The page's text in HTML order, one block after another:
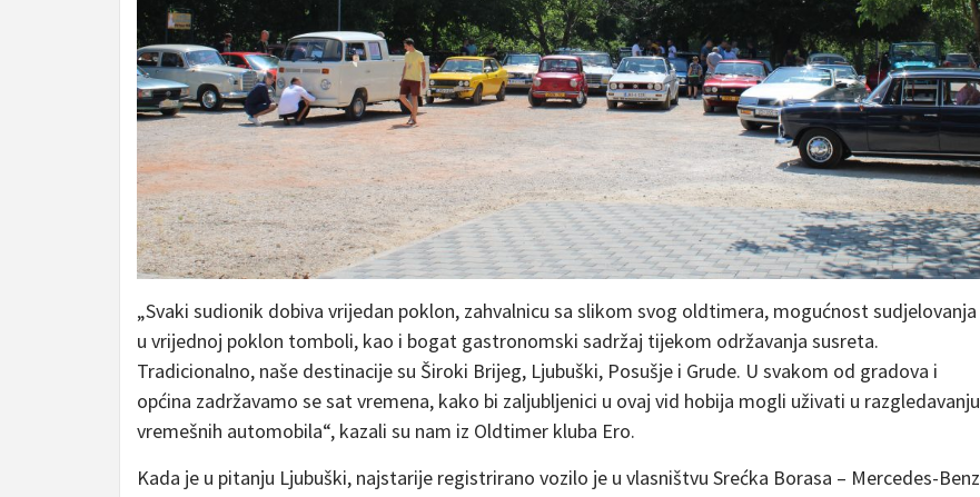
„Svaki sudionik dobiva vrijedan poklon, zahvalnicu sa slikom svog oldtimera, mogućnost sudjelovanja
u vrijednoj poklon tomboli, kao i bogat gastronomski sadržaj tijekom održavanja susreta.
Tradicionalno, naše destinacije su Široki Brijeg, Ljubuški, Posušje i Grude. U svakom od gradova i
općina zadržavamo se sat vremena, kako bi zaljubljenici u ovaj vid hobija mogli uživati u razgledavanju
vremešnih automobila“, kazali su nam iz Oldtimer kluba Ero.
Kada je u pitanju Ljubuški, najstarije registrirano vozilo je u vlasništvu Srećka Borasa – Mercedes-Benz